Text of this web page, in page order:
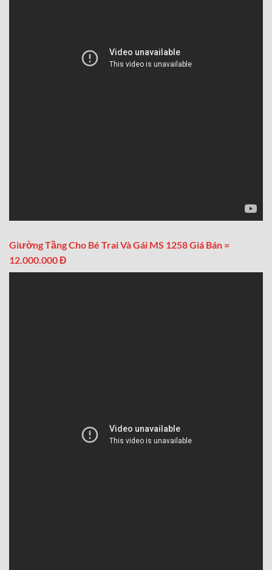
Giường Tầng Cho Bé Trai Và Gái MS 1258 Giá Bán =
12.000.000 Đ